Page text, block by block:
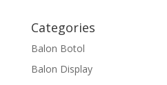
Categories
Balon Botol
Balon Display